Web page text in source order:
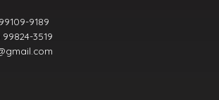
9189
99824-3519